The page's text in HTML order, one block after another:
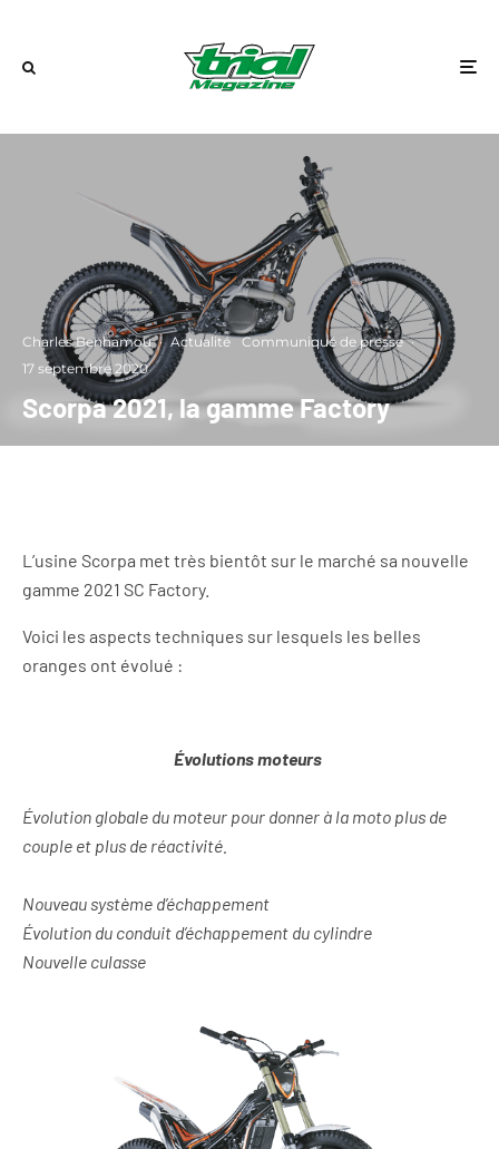
Charles Benhamou · Actualité Communiqué de presse ·
17 septembre 2020
Scorpa 2021, la gamme Factory
L’usine Scorpa met très bientôt sur le marché sa nouvelle
gamme 2021 SC Factory.
Voici les aspects techniques sur lesquels les belles
oranges ont évolué :
Évolutions moteurs
Évolution globale du moteur pour donner à la moto plus de
couple et plus de réactivité.
Nouveau système d’échappement
Évolution du conduit d’échappement du cylindre
Nouvelle culasse